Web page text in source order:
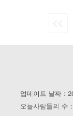
업데이트 날짜：
오늘사람들의 수